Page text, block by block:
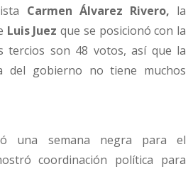
Carmen Álvarez Rivero, la
Luis Juezque se posicionó con la
tercios son 48 votos, así que la
del gobierno no tiene muchos
una semana negra para el
coordinación política para